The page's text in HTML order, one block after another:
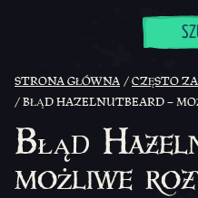
STRONA GŁÓWNA
CZĘSTO
BŁĄD HAZELNUTBEARD –
Błąd
możliwe